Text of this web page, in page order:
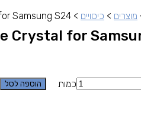
מוצרים > כיסויים >
Samsung S24
Crystal for
כמות
הוספה לסל